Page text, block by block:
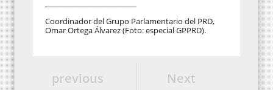
Coordinador del Grupo Parlamentario del PRD,
Omar Ortega Álvarez (Foto: especial GPPRD).
Next
previous